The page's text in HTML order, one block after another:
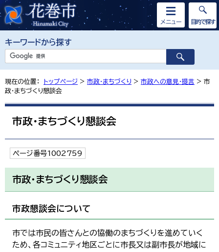
キーワードから探す
メニュー 目的で探す
現在の位置： トップページ > 市政・まちづくり > 市政への意見・提言 > 市
政・まちづくり懇談会
市政・まちづくり懇談会
ページ番号1002759
市政・まちづくり懇談会
市政懇談会について
市では市民の皆さんとの協働のまちづくりを進めていく
ため、各コミュニティ地区ごとに市長又は副市長が地域に